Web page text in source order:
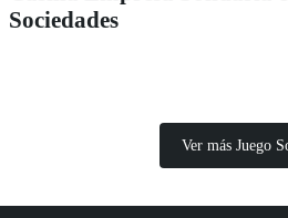
Sociedades
Ver más Juego